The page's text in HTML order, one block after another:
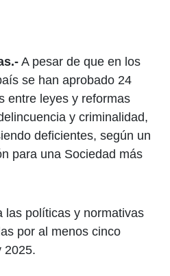
A pesar de que en los
se han aprobado 24
entre leyes y reformas
y criminalidad,
deficientes, según un
para una Sociedad más
las políticas y normativas
por al menos cinco
2025.